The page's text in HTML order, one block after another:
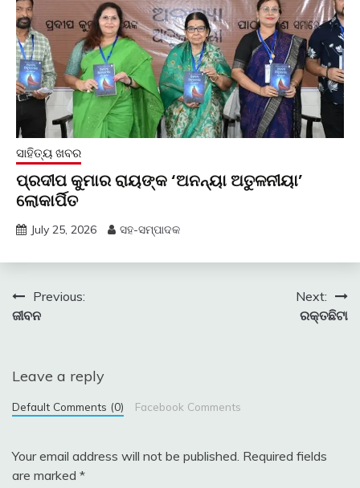
ସାହିତ୍ୟ ଖବର
ପ୍ରଦୀପ କୁମାର ରାୟଙ୍କ ‘ଅନନ୍ୟା ଅତୁଳନୀୟା’
ଲୋକାର୍ପିତ
July 25, 2026 ସହ-ସମ୍ପାଦକ
Post
navigation
Previous:
ଜୀବନ
Next:
ରକ୍ତଛିଟା
Leave a reply
Default Comments (0) Facebook Comments
Your email address will not be published. Required fields
are marked *